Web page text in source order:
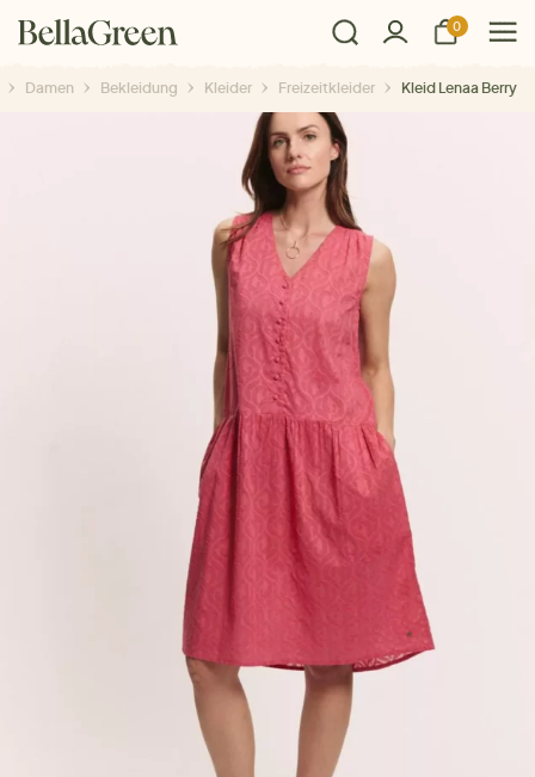
0
Damen Bekleidung Kleider Freizeitkleider Kleid Lenaa Berry